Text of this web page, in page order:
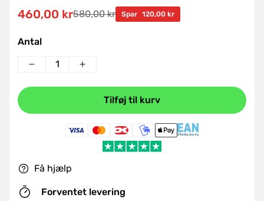
Udsalgspris
460,00 kr
Normal
pris
580,00 kr Spar 120,00 kr
Antal
Tilføj til kurv
Få hjælp
Forventet levering